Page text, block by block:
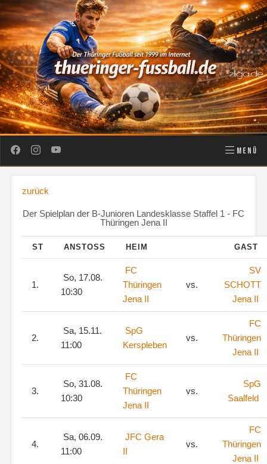
MENÜ
zurück
Der Spielplan der B-Junioren Landesklasse Staffel 1 - FC
Thüringen Jena II
ST ANSTOSS HEIM GAST
1.
So, 17.08.
10:30
FC
Thüringen
Jena II
vs.
SV
SCHOTT
Jena II
2.
Sa, 15.11.
11:00
SpG
Kerspleben
vs.
FC
Thüringen
Jena II
3.
So, 31.08.
10:30
FC
Thüringen
Jena II
vs.
SpG
Saalfeld
4.
Sa, 06.09.
11:00
JFC Gera
II
vs.
FC
Thüringen
Jena II